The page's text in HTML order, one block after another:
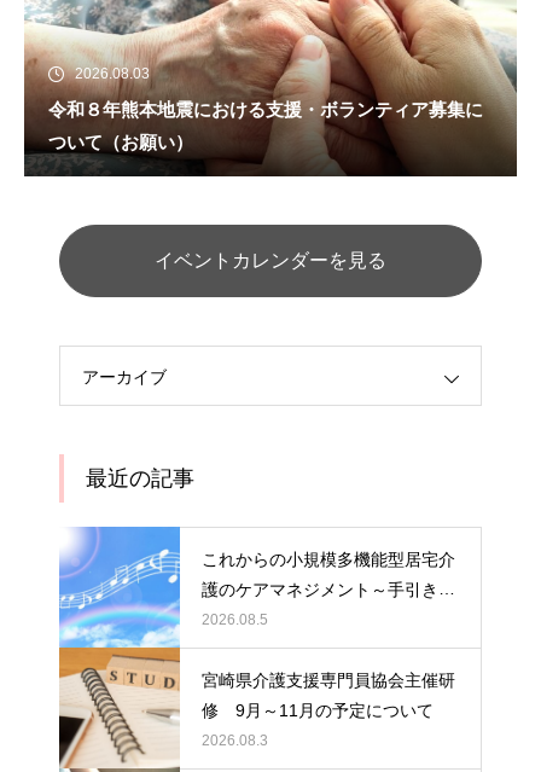
2026.08.03
令和８年熊本地震における支援・ボランティア募集に
ついて（お願い）
イベントカレンダーを見る
アーカイブ
最近の記事
これからの小規模多機能型居宅介
護のケアマネジメント～手引きの
活用と実践から学ぶ、利用者・家
族・地域を支える力～ 受講者の
募集について
2026.08.5
宮崎県介護支援専門員協会主催研
修 9月～11月の予定について
2026.08.3